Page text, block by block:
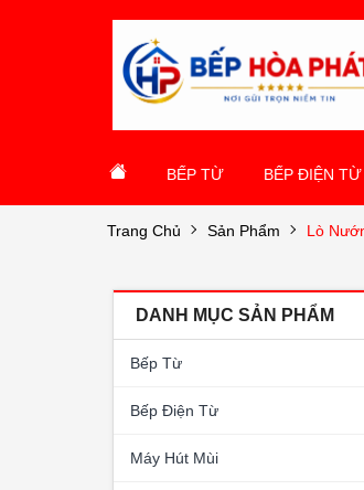
BẾP TỪ BẾP ĐIỆN TỪ
Trang Chủ Sản Phẩm Lò
DANH MỤC SẢN PHẨM
Bếp Từ
Bếp Điện Từ
Máy Hút Mùi